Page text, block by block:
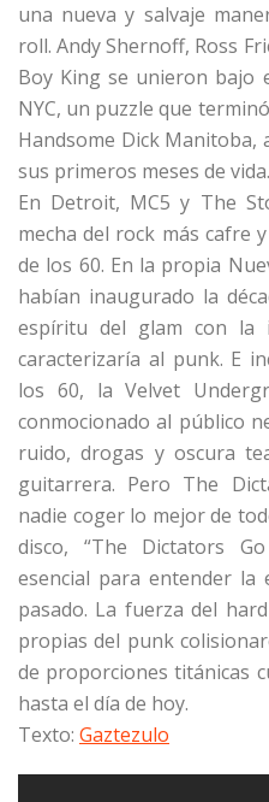
una nueva y salvaje
roll. Andy Shernoff, Ross
Boy King se unieron bajo
NYC, un puzzle que
Handsome Dick
sus primeros meses de vida.
En Detroit, MC5 y The
mecha del rock más cafre
de los 60. En la propia
habían inaugurado la
espíritu del glam con la
caracterizaría al punk. E
los 60, la Velvet
conmocionado al público
ruido, drogas y oscura
guitarrera. Pero The
nadie coger lo mejor de
disco, “The Dictators
esencial para entender la
pasado. La fuerza del
propias del punk
de proporciones titánicas
hasta el día de hoy.
Texto: Gaztezulo